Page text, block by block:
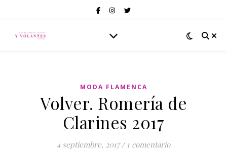
MODA FLAMENCA
Volver. Romería de
Clarines 2017
4 septiembre, 2017 / 1 comentario